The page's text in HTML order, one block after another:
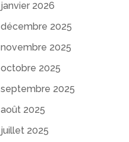
janvier 2026
décembre 2025
novembre 2025
octobre 2025
septembre 2025
août 2025
juillet 2025